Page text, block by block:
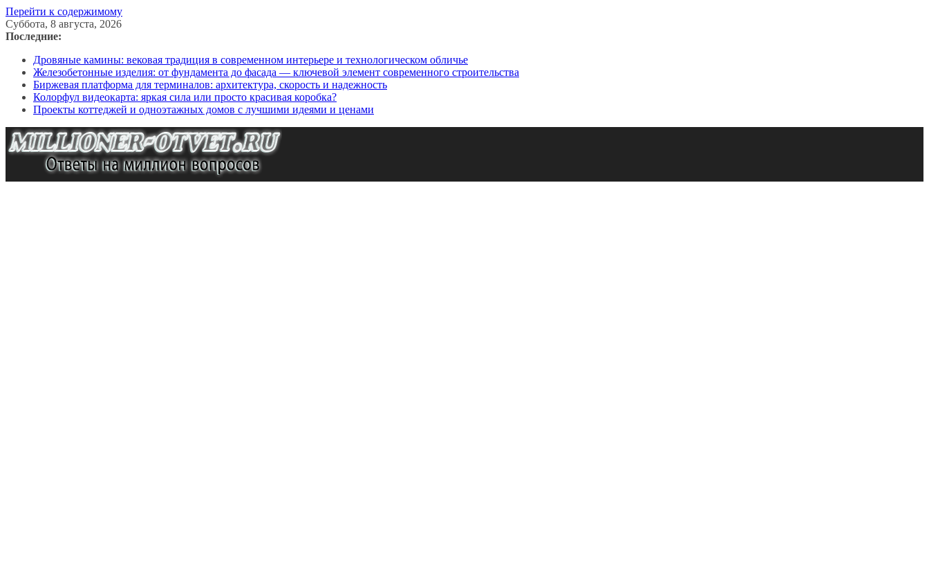
Перейти к содержимому
Суббота, 8 августа, 2026
Последние:
Дровяные камины: вековая традиция в современном интерьере и технологическом обличье
Железобетонные изделия: от фундамента до фасада — ключевой элемент современного строительства
Биржевая платформа для терминалов: архитектура, скорость и надежность
Колорфул видеокарта: яркая сила или просто красивая коробка?
Проекты коттеджей и одноэтажных домов с лучшими идеями и ценами